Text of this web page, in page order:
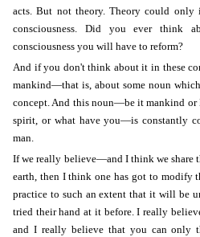
acts. But not theory. Theory could
consciousness. Did you ever think
consciousness you will have to reform?
And if you don't think about it in these
mankind—that is, about some noun
concept. And this noun—be it mankind or
spirit, or what have you—is constantly
man.
If we really believe—and I think we
earth, then I think one has got to
practice to such an extent that it will be
tried their hand at it before. I really
and I really believe that you can only